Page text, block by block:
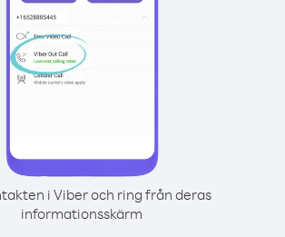
i Viber och ring från deras
informationsskärm